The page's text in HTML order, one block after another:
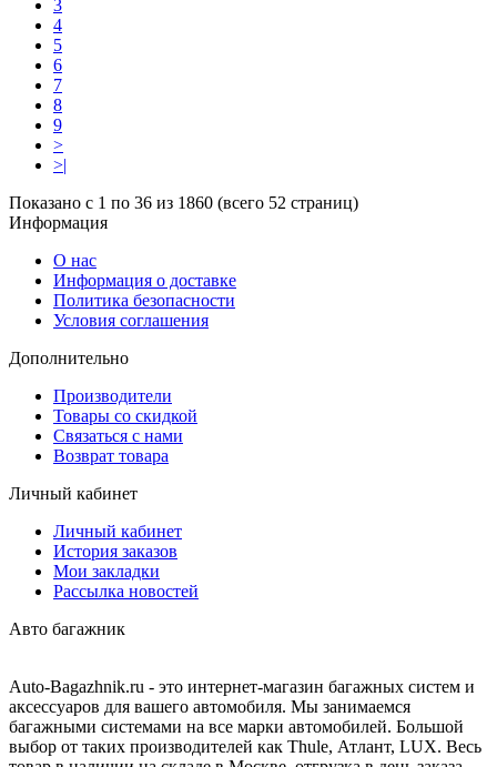
3
4
5
6
7
8
9
>
>|
Показано с 1 по 36 из 1860 (всего 52 страниц)
Информация
О нас
Информация о доставке
Политика безопасности
Условия соглашения
Дополнительно
Производители
Товары со скидкой
Связаться с нами
Возврат товара
Личный кабинет
Личный кабинет
История заказов
Мои закладки
Рассылка новостей
Авто багажник
Auto-Bagazhnik.ru - это интернет-магазин багажных систем и
аксессуаров для вашего автомобиля. Мы занимаемся
багажными системами на все марки автомобилей. Большой
выбор от таких производителей как Thule, Атлант, LUX. Весь